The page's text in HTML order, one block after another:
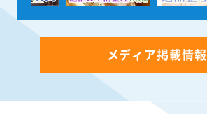
メディア掲載情報